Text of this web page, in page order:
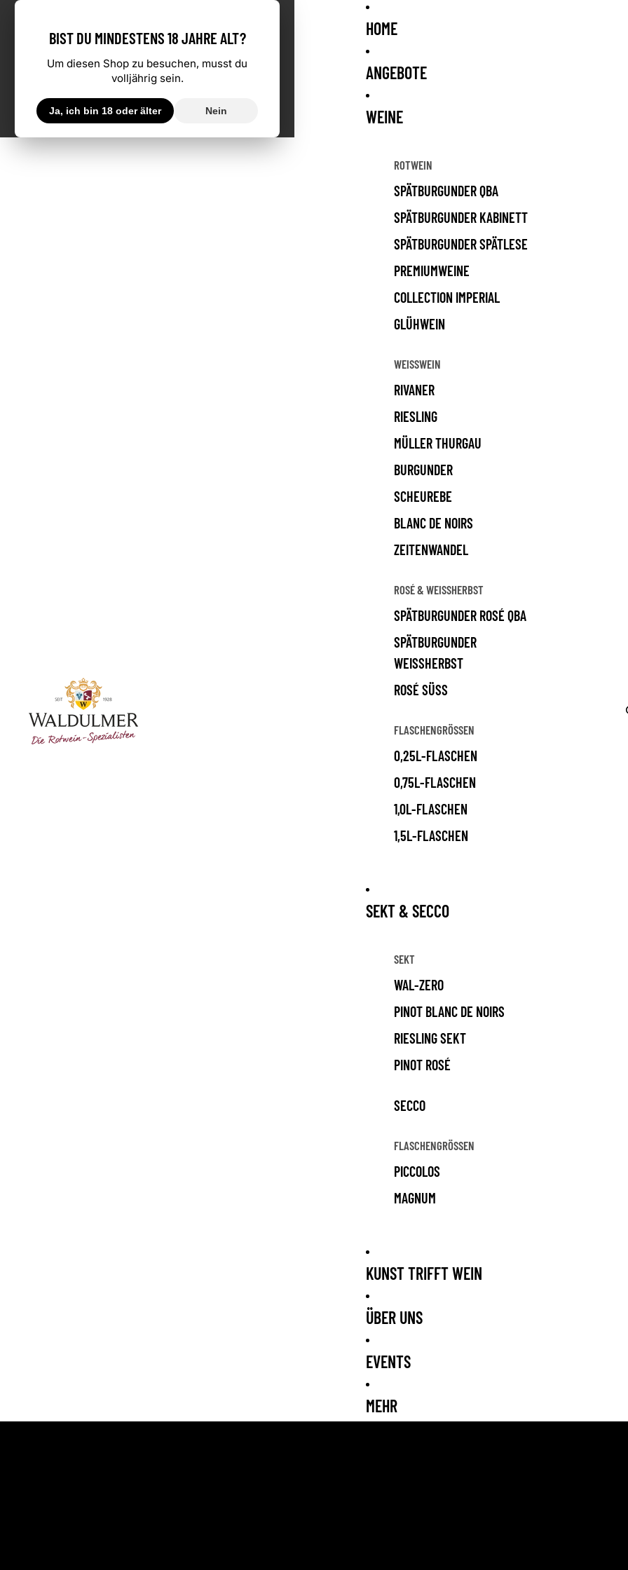
HOME
ANGEBOTE
WEINE
ROTWEIN
SPÄTBURGUNDER QBA
SPÄTBURGUNDER KABINETT
SPÄTBURGUNDER SPÄTLESE
PREMIUMWEINE
COLLECTION IMPERIAL
GLÜHWEIN
WEISSWEIN
RIVANER
RIESLING
MÜLLER THURGAU
BURGUNDER
SCHEUREBE
BLANC DE NOIRS
ZEITENWANDEL
ROSÉ & WEISSHERBST
SPÄTBURGUNDER ROSÉ QBA
SPÄTBURGUNDER
WEISSHERBST
ROSÉ SÜSS
FLASCHENGRÖSSEN
0,25L-FLASCHEN
0,75L-FLASCHEN
1,0L-FLASCHEN
1,5L-FLASCHEN
SEKT & SECCO
SEKT
WAL-ZERO
PINOT BLANC DE NOIRS
RIESLING SEKT
PINOT ROSÉ
SECCO
FLASCHENGRÖSSEN
PICCOLOS
MAGNUM
KUNST TRIFFT WEIN
ÜBER UNS
EVENTS
MEHR
BIST DU MINDESTENS 18 JAHRE ALT?
Um diesen Shop zu besuchen, musst du
volljährig sein.
Ja, ich bin 18 oder älter Nein